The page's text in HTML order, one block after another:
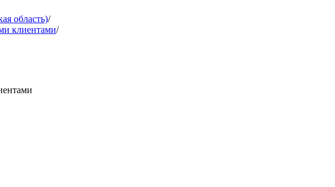
область)/
клиентами/